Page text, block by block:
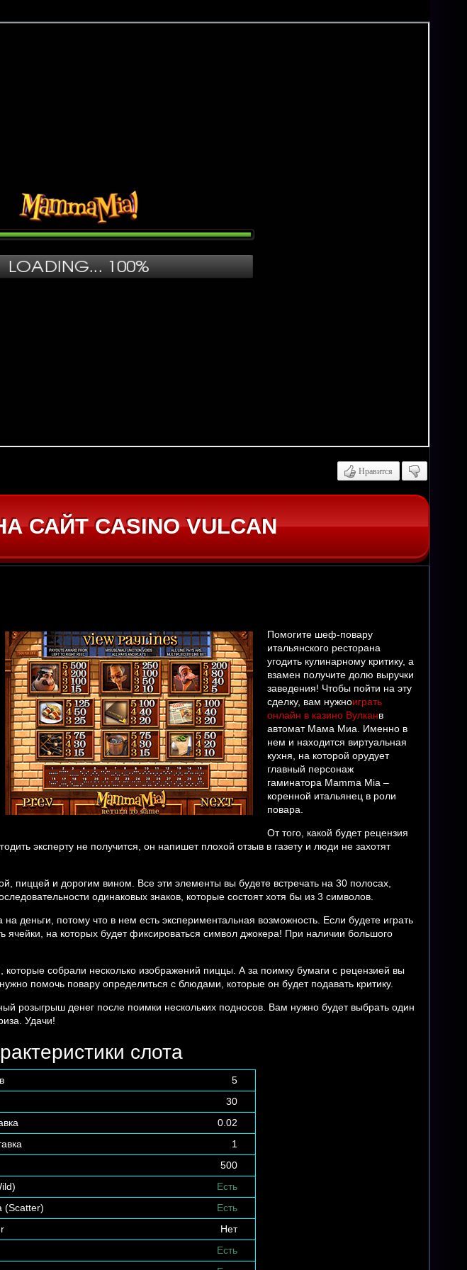
Нравится
САЙТ CASINO VULCAN
Помогите шеф-повару
итальянского ресторана
угодить кулинарному критику, а
взамен получите долю выручки
заведения! Чтобы пойти на эту
сделку, вам нужноиграть
онлайн в казино Вулканв
автомат Мама Миа. Именно в
нем и находится виртуальная
кухня, на которой орудует
главный персонаж
гаминатора Mamma Mia –
коренной итальянец в роли
повара.
От того, какой будет рецензия
эксперту не получится, он напишет плохой отзыв в газету и люди не захотят
пиццей и дорогим вином. Все эти элементы вы будете встречать на 30 полосах,
одинаковых знаков, которые состоят хотя бы из 3 символов.
деньги, потому что в нем есть экспериментальная возможность. Если будете играть
ячейки, на которых будет фиксироваться символ джокера! При наличии большого
собрали несколько изображений пиццы. А за поимку бумаги с рецензией вы
помочь повару определиться с блюдами, которые он будет подавать критику.
розыгрыш денег после поимки нескольких подносов. Вам нужно будет выбрать один
Удачи!
слота
5
30
0.02
1
500
Есть
(Scatter)
Есть
Нет
Есть